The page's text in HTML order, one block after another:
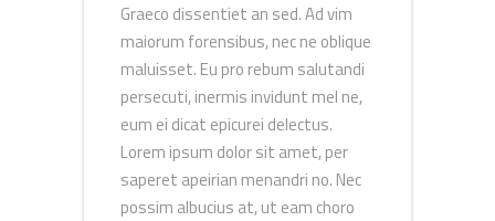
Graeco dissentiet an sed. Ad vim
maiorum forensibus, nec ne oblique
maluisset. Eu pro rebum salutandi
persecuti, inermis invidunt mel ne,
eum ei dicat epicurei delectus.
Lorem ipsum dolor sit amet, per
saperet apeirian menandri no. Nec
possim albucius at, ut eam choro